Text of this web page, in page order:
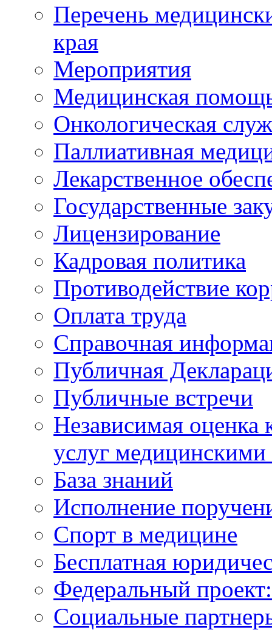
Перечень
края
Мероприятия
Медицинская
Онкологическая
Паллиативная
Лекарственное
Государственные
Лицензирование
Кадровая политика
Противодействие
Оплата труда
Справочная
Публичная
Публичные встречи
Независимая оценка
услуг
База знаний
Исполнение
Спорт в медицине
Бесплатная
Федеральный
Социальные